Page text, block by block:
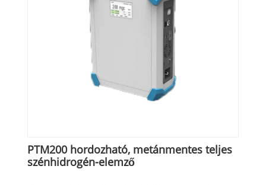
PTM200 hordozható, metánmentes teljes
szénhidrogén-elemző